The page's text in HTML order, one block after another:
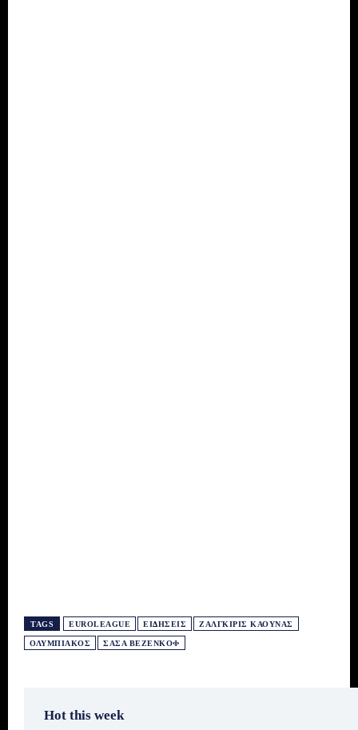
TAGS EUROLEAGUE ΕΙΔΗΣΕΙΣ ΖΑΛΓΚΊΡΙΣ ΚΆΟΥΝΑΣ
ΟΛΥΜΠΙΑΚΌΣ ΣΆΣΑ ΒΕΖΈΝΚΟΦ
Hot this week